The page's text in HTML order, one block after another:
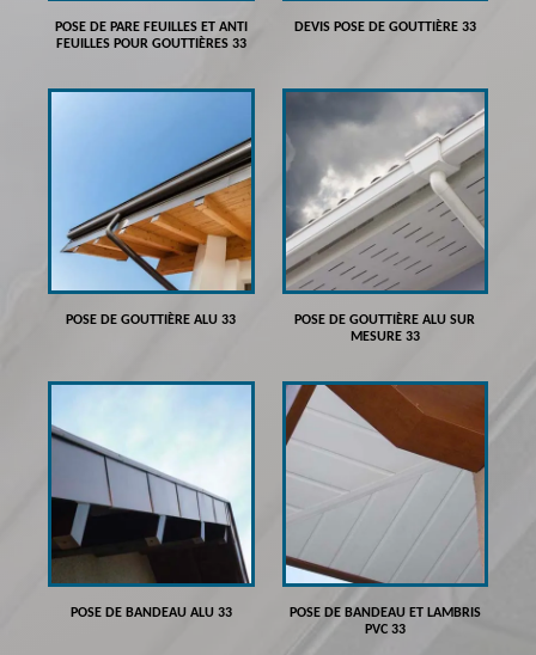
POSE DE PARE FEUILLES ET ANTI
FEUILLES POUR GOUTTIÈRES 33
DEVIS POSE DE GOUTTIÈRE 33
POSE DE GOUTTIÈRE ALU 33
POSE DE GOUTTIÈRE ALU SUR
MESURE 33
POSE DE BANDEAU ALU 33
POSE DE BANDEAU ET LAMBRIS
PVC 33